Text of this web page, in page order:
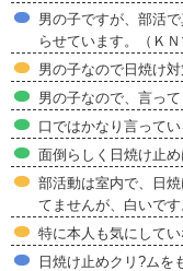
男の子ですが、部活
らせています。（ＫＮ
男の子なので日焼け
男の子なので、言っ
口ではかなり言って
面倒らしく日焼け止
部活動は室内で、日
てませんが、白いです
特に本人も気にして
日焼け止めクリ?ムを